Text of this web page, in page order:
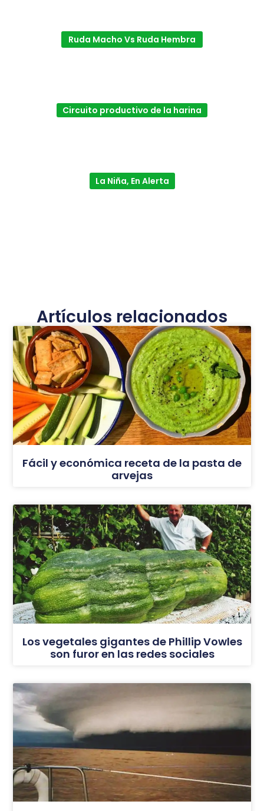
Ruda Macho Vs Ruda Hembra
Circuito productivo de la harina
La Niña, En Alerta
Artículos relacionados
Fácil y económica receta de la pasta de
arvejas
Los vegetales gigantes de Phillip Vowles
son furor en las redes sociales